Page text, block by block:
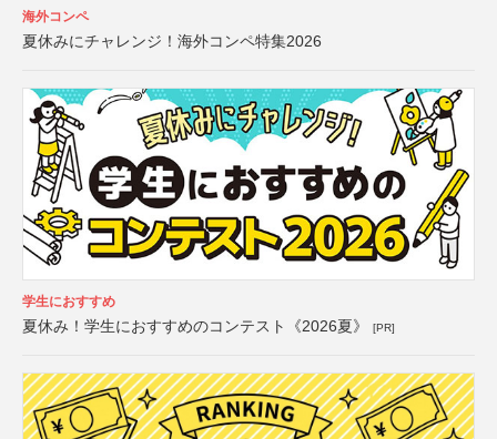
海外コンペ
夏休みにチャレンジ！海外コンペ特集2026
学生におすすめ
夏休み！学生におすすめのコンテスト《2026夏》 [PR]